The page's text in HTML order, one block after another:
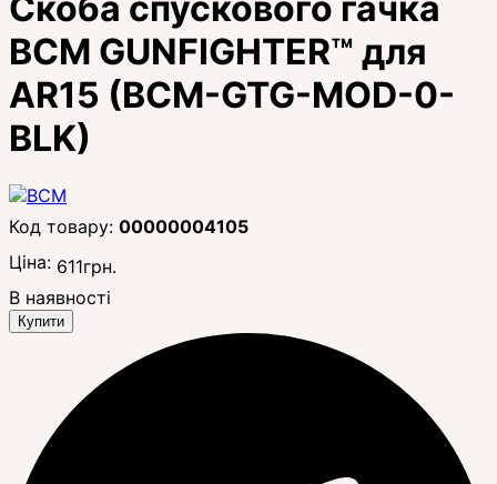
Скоба спускового гачка
BCM GUNFIGHTER™ для
AR15 (BCM-GTG-MOD-0-
BLK)
00000004105
Ціна: 611грн.
В наявності
Купити